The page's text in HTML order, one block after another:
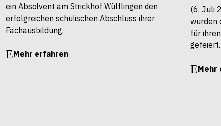
ein Absolvent am Strickhof Wülflingen den
erfolgreichen schulischen Abschluss ihrer
Fachausbildung.
Mehr erfahren
(6. Juli
wurden
für
gefeiert.
Mehr